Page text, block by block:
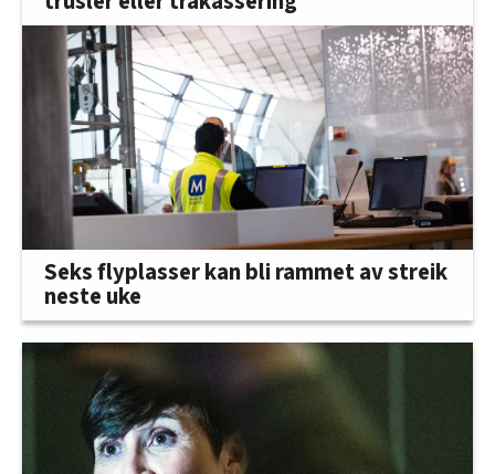
Seks flyplasser kan bli rammet av streik
neste uke